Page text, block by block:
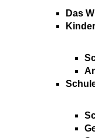
Das